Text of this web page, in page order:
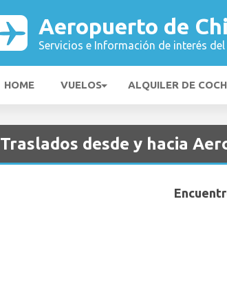
Aeropuerto de
Servicios e Información de interés
HOME VUELOS ALQUILER DE
Traslados desde y hacia